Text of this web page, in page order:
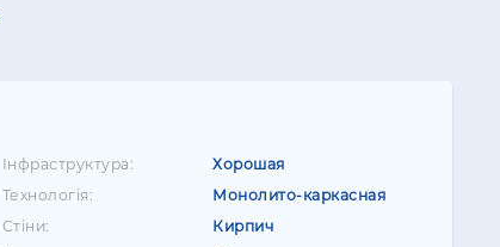
Інфраструктура:
Хорошая
Технологія:
Монолито-каркасная
Стіни:
Кирпич